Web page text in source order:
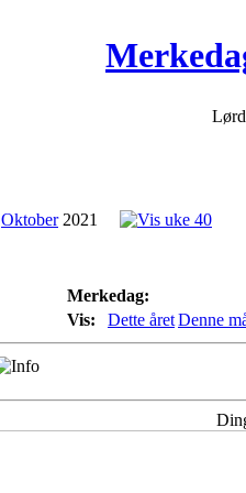
Oktober2021
Merkedag:
Vis:
Dette åretDenne